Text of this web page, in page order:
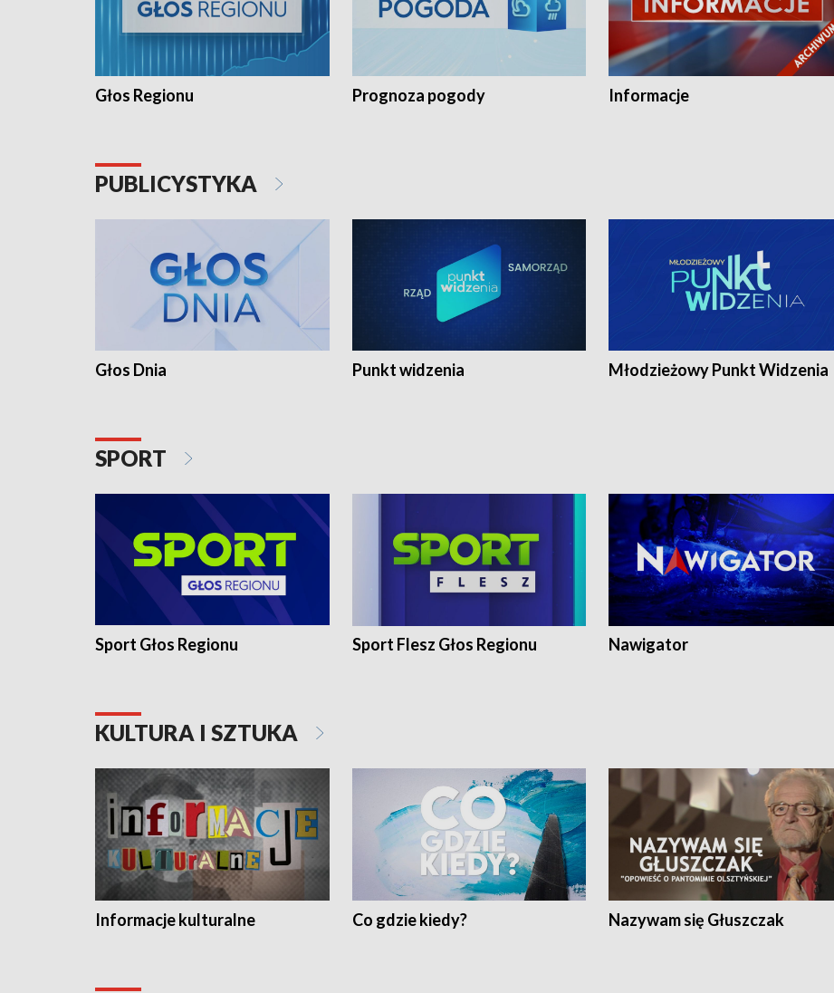
Głos Regionu Prognoza pogody Informacje
PUBLICYSTYKA
Głos Dnia Punkt widzenia Młodzieżowy Punkt Widzenia
SPORT
Sport Głos Regionu Sport Flesz Głos Regionu Nawigator
KULTURA I SZTUKA
Informacje kulturalne Co gdzie kiedy? Nazywam się Głuszczak